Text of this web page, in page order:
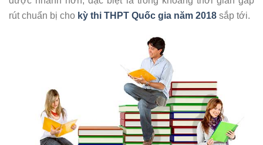
rút chuẩn bị cho kỳ thi THPT Quốc gia năm 2018 sắp tới.